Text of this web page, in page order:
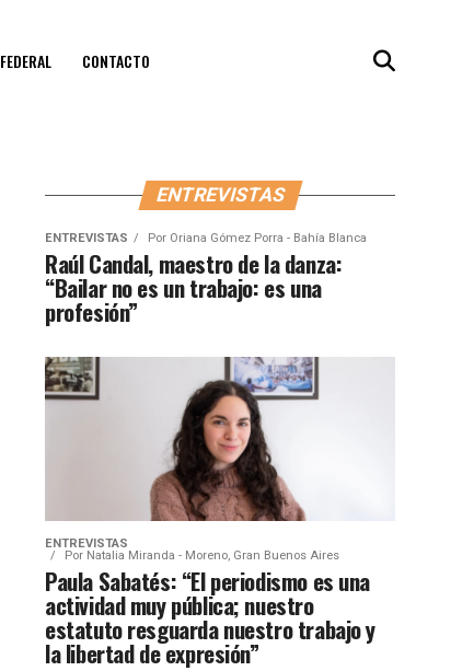
FEDERAL CONTACTO
ENTREVISTAS
ENTREVISTAS Por Oriana Gómez Porra - Bahía Blanca
Raúl Candal, maestro de la danza:
“Bailar no es un trabajo: es una
profesión”
ENTREVISTAS
Por Natalia Miranda - Moreno, Gran Buenos Aires
Paula Sabatés: “El periodismo es una
actividad muy pública; nuestro
estatuto resguarda nuestro trabajo y
la libertad de expresión”